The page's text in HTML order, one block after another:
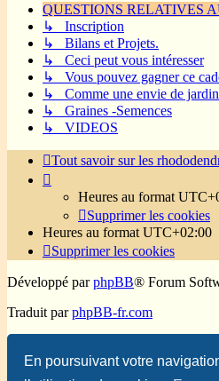
En poursuivant votre
QUESTIONS RELATIVES
↳ Inscription
↳ Bilans et Projets.
↳ Ceci peut vous intéresser
↳ Vous pouvez gagner ce
↳ Comme une envie de
↳ Graines -Semences
↳ VIDEOS
Tout savoir sur les
Heures au format
Supprimer les cookies
Heures au format UTC+02:00
Supprimer les cookies
Développé parphpBB® Forum
Traduit parphpBB-fr.com
Confidentialité